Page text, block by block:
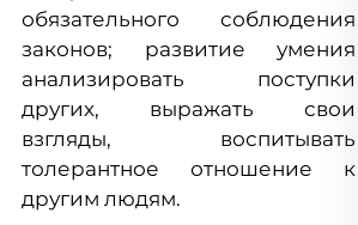
обязательного соблюдения
законов; развитие умения
анализировать поступки
других, выражать свои
взгляды, воспитывать
толерантное отношение к
другим людям.